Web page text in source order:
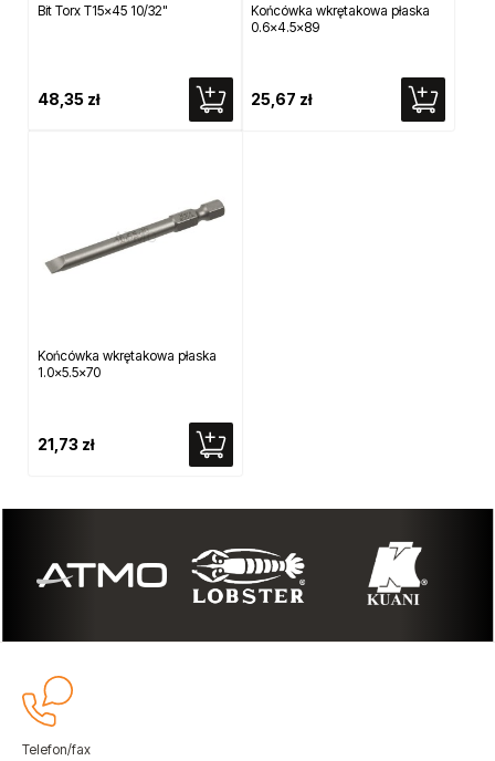
Bit Torx T15x45 10/32"
48,35 zł
Końcówka wkrętakowa płaska
0.6x4.5x89
25,67 zł
Końcówka wkrętakowa płaska
1.0x5.5x70
21,73 zł
Telefon/fax